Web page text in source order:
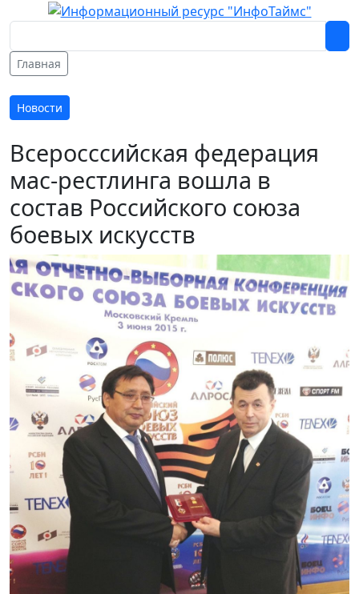
Главная
Новости
Всеросссийская федерация
мас-рестлинга вошла в
состав Российского союза
боевых искусств